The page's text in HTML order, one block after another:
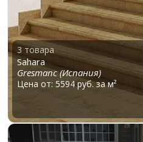
3 товара
Sahara
Gresmanc (Испания)
Цена от: 5594 руб. за м²